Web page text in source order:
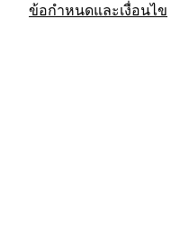
ข้อกำหนดและเงื่อนไข